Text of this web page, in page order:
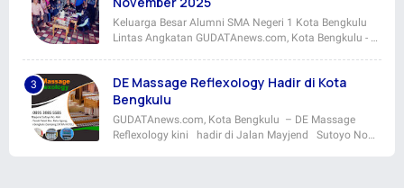
Keluarga Besar Alumni SMA Negeri 1 Kota Bengkulu
Lintas Angkatan GUDATAnews.com, Kota Bengkulu - …
DE Massage Reflexology Hadir di Kota
Bengkulu
GUDATAnews.com, Kota Bengkulu – DE Massage
Reflexology kini hadir di Jalan Mayjend Sutoyo No…